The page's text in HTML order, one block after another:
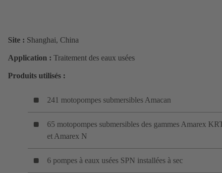
Site : Shanghai, China
Application : Traitement des eaux usées
Produits utilisés :
241 motopompes submersibles Amacan
65 motopompes submersibles des gammes Amarex
et Amarex N
6 pompes à eaux usées SPN installées à sec